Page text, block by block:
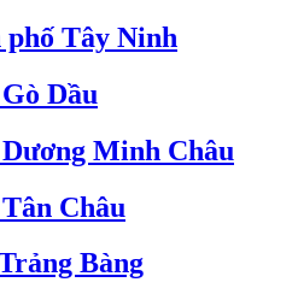
Tây Ninh
Dầu
Minh Châu
Châu
Bàng